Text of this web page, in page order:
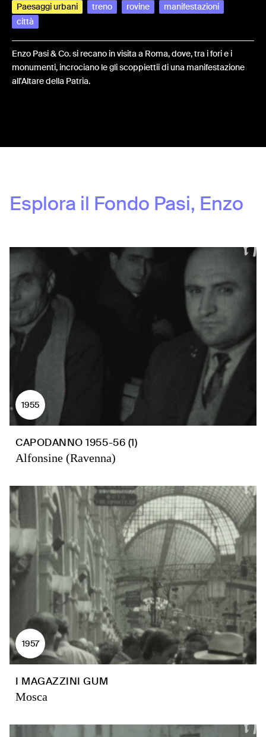
Paesaggi urbani treno rovine
manifestazioni
città
Enzo Pasi & Co. si recano in visita a Roma, dove, tra i fori e i
monumenti, incrociano le gli scoppiettii di una manifestazione
all'Altare della Patria.
Esplora il Fondo Pasi, Enzo
1955
CAPODANNO 1955-56 (1)
Alfonsine (Ravenna)
1957
I MAGAZZINI GUM
Mosca